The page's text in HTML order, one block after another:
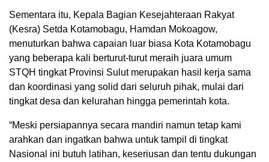
Sementara itu, Kepala Bagian Kesejahteraan Rakyat
(Kesra) Setda Kotamobagu, Hamdan Mokoagow,
menuturkan bahwa capaian luar biasa Kota Kotamobagu
yang beberapa kali berturut-turut meraih juara umum
STQH tingkat Provinsi Sulut merupakan hasil kerja sama
dan koordinasi yang solid dari seluruh pihak, mulai dari
tingkat desa dan kelurahan hingga pemerintah kota.
“Meski persiapannya secara mandiri namun tetap kami
arahkan dan ingatkan bahwa untuk tampil di tingkat
Nasional ini butuh latihan, keseriusan dan tentu dukungan